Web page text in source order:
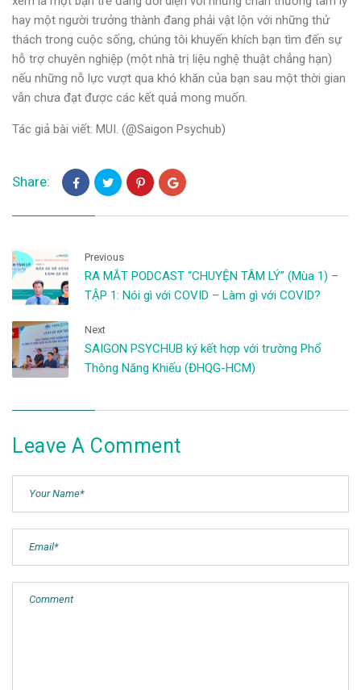
hay một người trưởng thành đang phải vật lộn với những thử
thách trong cuộc sống, chúng tôi khuyến khích bạn tìm đến sự
hỗ trợ chuyên nghiệp (một nhà trị liệu nghệ thuật chẳng hạn)
nếu những nỗ lực vượt qua khó khăn của bạn sau một thời gian
vẫn chưa đạt được các kết quả mong muốn.
Tác giả bài viết: MUI. (@Saigon Psychub)
Share:
Previous
RA MẮT PODCAST “CHUYỆN TÂM LÝ” (Mùa 1) –
TẬP 1: Nói gì với COVID – Làm gì với COVID?
Next
SAIGON PSYCHUB ký kết hợp với trường Phổ
Thông Năng Khiếu (ĐHQG-HCM)
Leave A Comment